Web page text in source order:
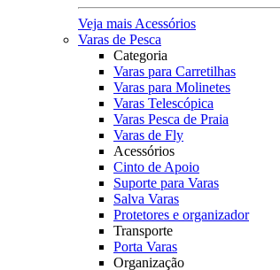
Veja mais Acessórios
Varas de Pesca
Categoria
Varas para Carretilhas
Varas para Molinetes
Varas Telescópica
Varas Pesca de Praia
Varas de Fly
Acessórios
Cinto de Apoio
Suporte para Varas
Salva Varas
Protetores e organizador
Transporte
Porta Varas
Organização